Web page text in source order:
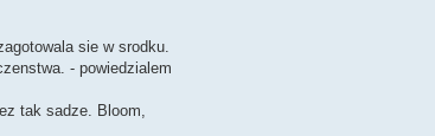
sie w srodku.
- powiedzialem
tak sadze. Bloom,